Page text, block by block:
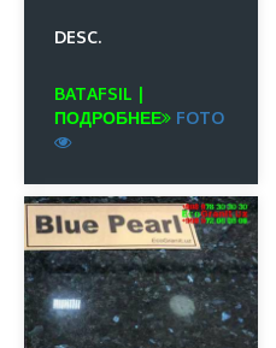
DESC.
BATAFSIL |
ПОДРОБНЕЕ
FOTO